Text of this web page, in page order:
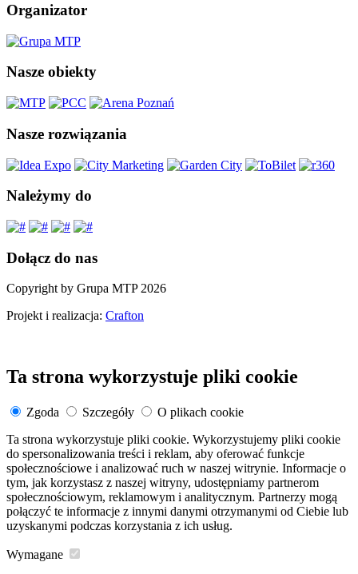
Organizator
Nasze obiekty
Nasze rozwiązania
Należymy do
Dołącz do nas
Copyright by Grupa MTP 2026
Projekt i realizacja: Crafton
Ta strona wykorzystuje pliki cookie
Zgoda Szczegóły
O plikach cookie
Ta strona wykorzystuje pliki cookie. Wykorzystujemy pliki cookie
do spersonalizowania treści i reklam, aby oferować funkcje
społecznościowe i analizować ruch w naszej witrynie. Informacje o
tym, jak korzystasz z naszej witryny, udostępniamy partnerom
społecznościowym, reklamowym i analitycznym. Partnerzy mogą
połączyć te informacje z innymi danymi otrzymanymi od Ciebie lub
uzyskanymi podczas korzystania z ich usług.
Wymagane